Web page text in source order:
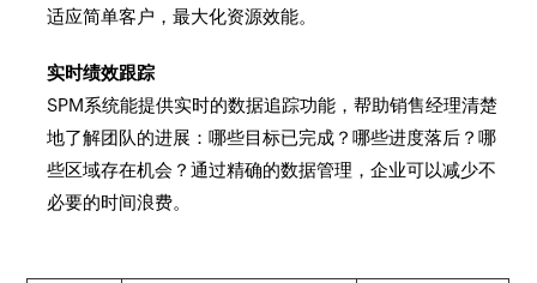
适应简单客户，最大化资源效能。
实时绩效跟踪
SPM系统能提供实时的数据追踪功能，帮助销售经理清楚
地了解团队的进展：哪些目标已完成？哪些进度落后？哪
些区域存在机会？通过精确的数据管理，企业可以减少不
必要的时间浪费。